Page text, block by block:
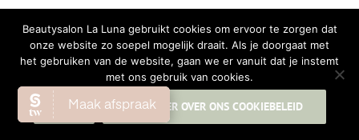
Beautysalon La Luna gebruikt cookies om ervoor te zorgen dat
onze website zo soepel mogelijk draait. Als je doorgaat met
het gebruiken van de website, gaan we er vanuit dat je instemt
met ons gebruik van cookies.
OK LEES MEER OVER ONS COOKIEBELEID